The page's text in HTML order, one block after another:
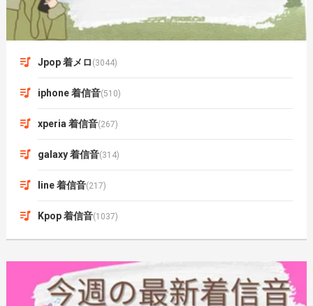
Jpop 着メロ (3044)
iphone 着信音(510)
xperia 着信音(267)
galaxy 着信音(314)
line 着信音(217)
Kpop 着信音(1037)